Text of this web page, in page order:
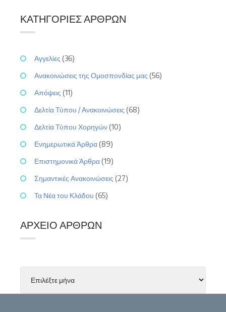
ΚΑΤΗΓΟΡΊΕΣ ΆΡΘΡΩΝ
Αγγελίες (36)
Ανακοινώσεις της Ομοσπονδίας μας (56)
Απόψεις (11)
Δελτία Τύπου / Ανακοινώσεις (68)
Δελτία Τύπου Χορηγών (10)
Ενημερωτικά Άρθρα (89)
Επιστημονικά Άρθρα (19)
Σημαντικές Ανακοινώσεις (27)
Τα Νέα του Κλάδου (65)
ΑΡΧΕΊΟ ΆΡΘΡΩΝ